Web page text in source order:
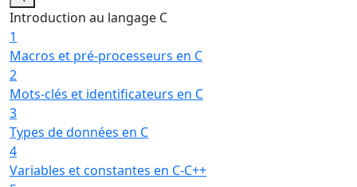
Introduction au langage C
1
Macros et pré-processeurs en C
2
Mots-clés et identificateurs en C
3
Types de données en C
4
Variables et constantes en C-C++